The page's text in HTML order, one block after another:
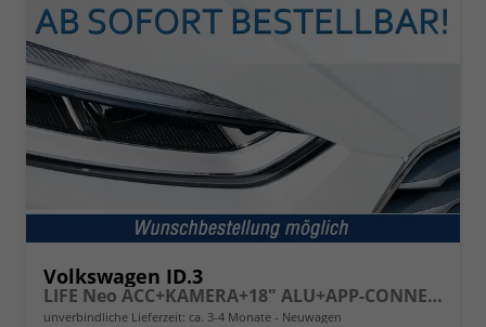
Volkswagen ID.3
LIFE Neo ACC+KAMERA+18" ALU+APP-CONNECT+KLIMA+LED+LIGHT ASSIST
unverbindliche Lieferzeit: ca. 3-4 Monate Neuwagen